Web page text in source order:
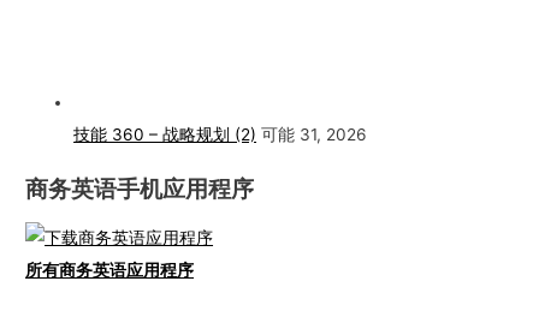
技能 360 – 战略规划 (2) 可能 31, 2026
商务英语手机应用程序
所有商务英语应用程序